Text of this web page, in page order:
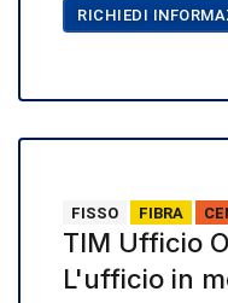
RICHIEDI
FISSO FIBRA
TIM Ufficio
L'ufficio in